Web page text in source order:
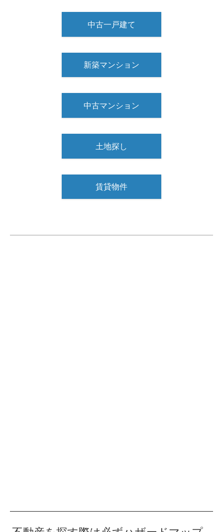
中古一戸建て
新築マンション
中古マンション
土地探し
賃貸物件